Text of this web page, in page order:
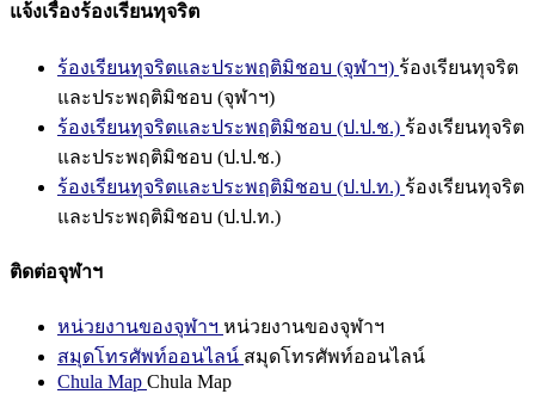
แจ้งเรื่องร้องเรียนทุจริต
ร้องเรียนทุจริตและประพฤติมิชอบ (จุฬาฯ) ร้องเรียนทุจริต
และประพฤติมิชอบ (จุฬาฯ)
ร้องเรียนทุจริตและประพฤติมิชอบ (ป.ป.ช.) ร้องเรียนทุจริต
และประพฤติมิชอบ (ป.ป.ช.)
ร้องเรียนทุจริตและประพฤติมิชอบ (ป.ป.ท.) ร้องเรียนทุจริต
และประพฤติมิชอบ (ป.ป.ท.)
ติดต่อจุฬาฯ
หน่วยงานของจุฬาฯ หน่วยงานของจุฬาฯ
สมุดโทรศัพท์ออนไลน์ สมุดโทรศัพท์ออนไลน์
Chula Map Chula Map